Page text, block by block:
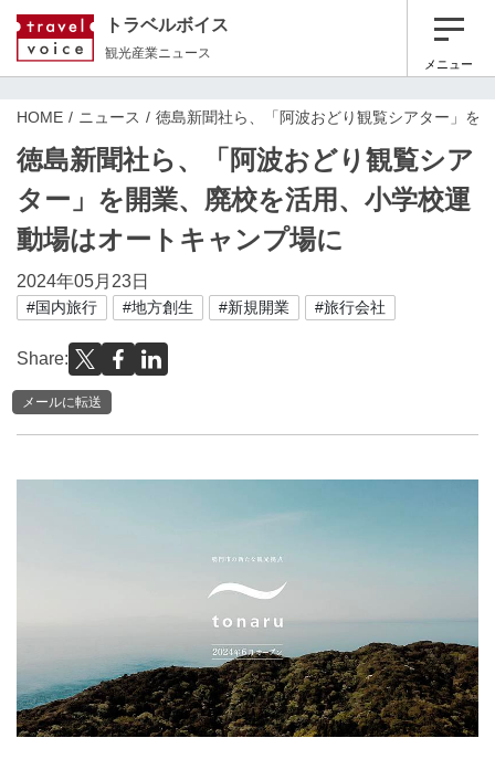
トラベルボイス
観光産業ニュース
メニュー
HOME ニュース 徳島新聞社ら、「阿波おどり観覧シアター」を
徳島新聞社ら、「阿波おどり観覧シア
ター」を開業、廃校を活用、小学校運
動場はオートキャンプ場に
2024年05月23日
#国内旅行 #地方創生 #新規開業 #旅行会社
Share:
メールに転送